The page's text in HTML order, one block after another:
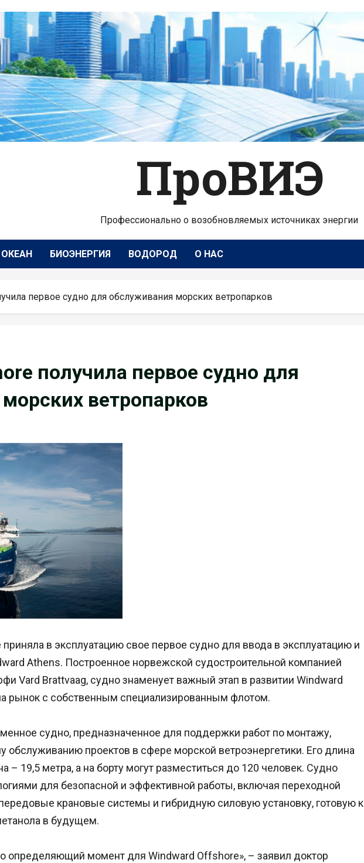
ПроВИЭ
Профессионально о возобновляемых источниках энергии
ОКЕАН БИОЭНЕРГИЯ ВОДОРОД О НАС
первое судно для обслуживания морских ветропарков
получила первое судно для
ветропарков
в эксплуатацию свое первое судно для ввода в эксплуатацию и
Athens. Построенное норвежской судостроительной компанией
Vard Brattvaag, судно знаменует важный этап в развитии Windward
рынок с собственным специализированным флотом.
судно, предназначенное для поддержки работ по монтажу,
обслуживанию проектов в сфере морской ветроэнергетики. Его длина
– 19,5 метра, а на борту могут разместиться до 120 человек. Судно
для безопасной и эффективной работы, включая переходной
крановые системы и гибридную силовую установку, готовую к
в будущем.
определяющий момент для Windward Offshore», – заявил доктор